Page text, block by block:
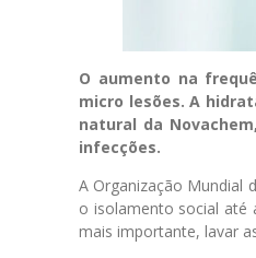
O aumento na
micro lesões. A
natural da
infecções.
A Organização Mundial
o isolamento social até
mais importante, lavar